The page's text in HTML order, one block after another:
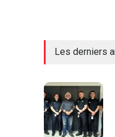
Les derniers